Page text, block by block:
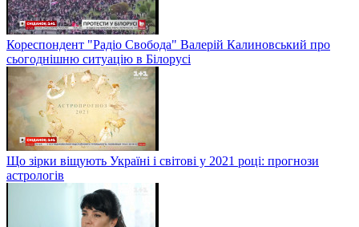
Кореспондент "Радіо Свобода" Валерій Калиновський про
сьогоднішню ситуацію в Білорусі
Що зірки віщують Україні і світові у 2021 році: прогнози
астрологів